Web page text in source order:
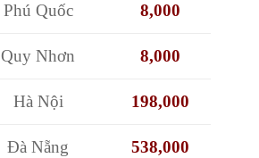
Phú Quốc 8,000
Quy Nhơn 8,000
Hà Nội 198,000
Đà Nẵng 538,000